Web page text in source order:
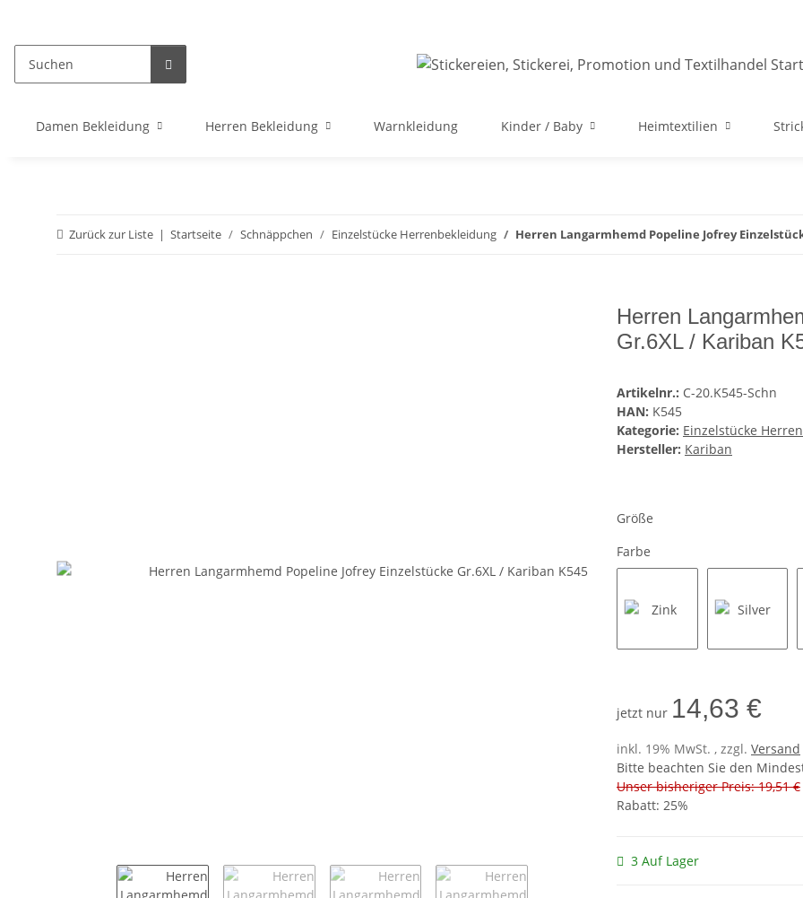
Damen Bekleidung Herren Bekleidung Warnkleidung Kinder / Baby Heimtextilien
Zurück zur Liste Startseite Schnäppchen Einzelstücke Herrenbekleidung Herren Langarmhemd Popeline Jofrey
Herren
Gr.6XL / Kariban
Artikelnr.: C-20.K545-Schn
HAN: K545
Kategorie: Einzelstücke
Hersteller: Kariban
Größe
Farbe
jetzt nur 14,63 €
inkl. 19% MwSt. , zzgl. Versand
Bitte beachten Sie den
Unser bisheriger Preis: 19,51 €
Rabatt: 25%
3 Auf Lager